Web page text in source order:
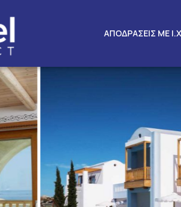
ΑΠΟΔΡΑΣΕΙΣ ΜΕ